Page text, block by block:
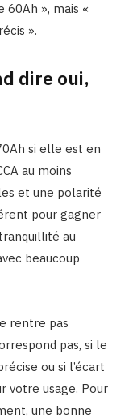
60Ah », mais «
».
dire oui,
si elle est en
au moins
et une polarité
pour gagner
au
beaucoup
rentre pas
pas, si le
ou si l’écart
votre usage. Pour
une bonne